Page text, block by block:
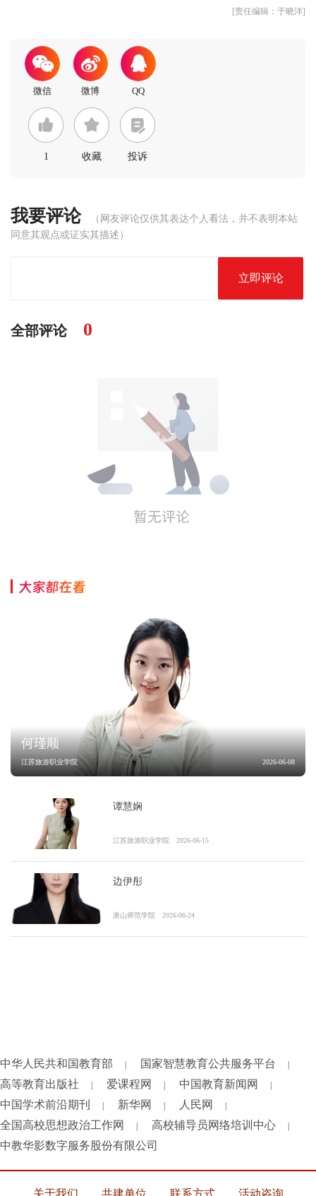
[责任编辑：于晓洋]
1 收藏 投诉
我要评论
（网友评论仅供其表达个人看法，并不表明本站
同意其观点或证实其描述）
立即评论
全部评论 0
大家都在看
何瑾顺
江苏旅游职业学院 2026-06-08
谭慧娴
江苏旅游职业学院 2026-06-15
边伊彤
唐山师范学院 2026-06-24
中华人民共和国教育部 | 国家智慧教育公共服务平台 |
高等教育出版社 | 爱课程网 | 中国教育新闻网 |
中国学术前沿期刊 | 新华网 | 人民网 |
全国高校思想政治工作网 | 高校辅导员网络培训中心 |
中教华影数字服务股份有限公司
关于我们 共建单位 联系方式 活动咨询